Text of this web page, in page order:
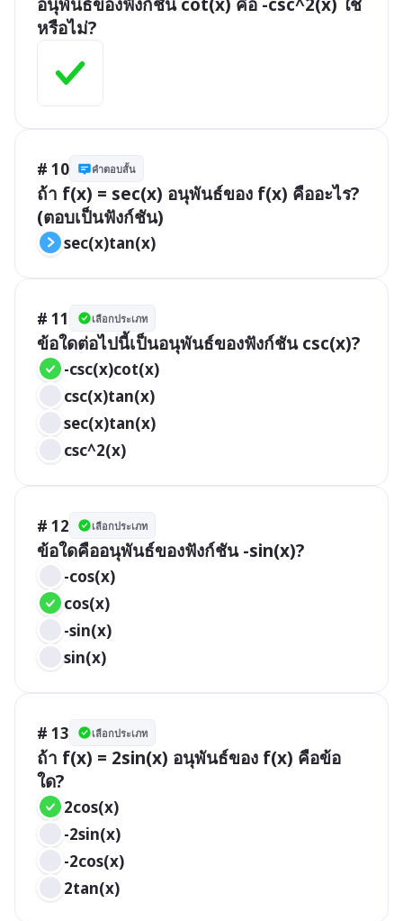
หรือไม่?
# 10 คำตอบสั้น
ถ้า f(x) = sec(x) อนุพันธ์ของ f(x) คืออะไร?
(ตอบเป็นฟังก์ชัน)
sec(x)tan(x)
# 11 เลือกประเภท
ข้อใดต่อไปนี้เป็นอนุพันธ์ของฟังก์ชัน csc(x)?
-csc(x)cot(x)
csc(x)tan(x)
sec(x)tan(x)
csc^2(x)
# 12 เลือกประเภท
ข้อใดคืออนุพันธ์ของฟังก์ชัน -sin(x)?
-cos(x)
cos(x)
-sin(x)
sin(x)
# 13 เลือกประเภท
ถ้า f(x) = 2sin(x) อนุพันธ์ของ f(x) คือข้อ
ใด?
2cos(x)
-2sin(x)
-2cos(x)
2tan(x)